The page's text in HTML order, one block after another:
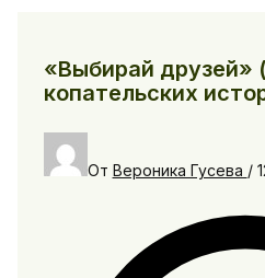
«Выбирай друзей»
копательских
От Вероника Гусева /